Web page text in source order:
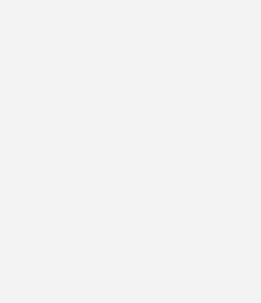
Import von Biomethan über das
Methan aus
des gasförmigen CO
sowie türkisfarbenen Wasserstoff
Pyrolyse und Verwendung des
ohne Freisetzung des
bleibt 2030